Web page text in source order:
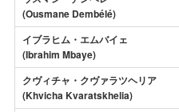
(Ousmane Dembélé)
イブラヒム・エムバイェ
(Ibrahim Mbaye)
クヴィチャ・クヴァラツヘリア
(Khvicha Kvaratskhelia)